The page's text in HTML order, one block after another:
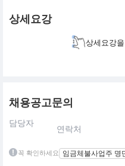
상세요강
상세요강
채용공고문의
담당자
연락처
꼭 확인하세요 임금체불사업주 명